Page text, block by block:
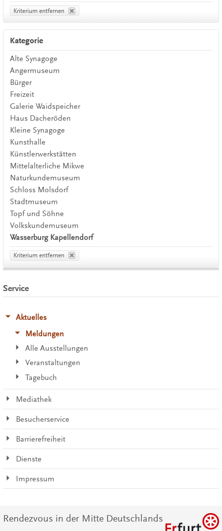
Kriterium entfernen
Kategorie
Alte Synagoge
Angermuseum
Bürger
Freizeit
Galerie Waidspeicher
Haus Dacheröden
Kleine Synagoge
Kunsthalle
Künstlerwerkstätten
Mittelalterliche Mikwe
Naturkundemuseum
Schloss Molsdorf
Stadtmuseum
Topf und Söhne
Volkskundemuseum
Wasserburg Kapellendorf
Kriterium entfernen
Service
Aktuelles
Meldungen
Alle Ausstellungen
Veranstaltungen
Tagebuch
Mediathek
Besucherservice
Barrierefreiheit
Dienste
Impressum
Rendezvous in der Mitte Deutschlands